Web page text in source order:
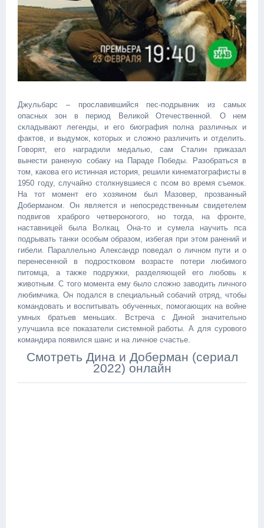
Джульбарс – прославившийся пес-подрывник из самых
опасных зон в период Великой Отечественной. О нем
складывают легенды, и его биография полна различных и
фактов, и выдумок, которых и сложно различить и отделить.
Говорят, его наградили медалью, сам Сталин приказал
вынести раненую собаку на Параде Победы. Разобраться в
том, какова его истинная история, решили кинематографисты в
1950 году, случайно столкнувшиеся с псом во время съемок.
На тот момент его хозяином был Мазовер, прозванный
Доберманом. Он является и непосредственным свидетелем
подвигов храброго четвероногого, но тогда, на фронте,
наставницей была Волкац. Она-то и сумела научить пса
подрывать танки особым образом, избегая при этом ранений и
гибели. Параллельно Александр поведал о личном пути и о
перенесенной в подростковом возрасте потери любимого
питомца, а также подружки, разделяющей его любовь к
животным. С того момента ему было сложно заводить личного
любимчика. Он подался в специальный собачий отряд, чтобы
командовать и воспитывать обученных, помогающих на войне
умных братьев меньших. Встреча с Диной значительно
улучшила все показатели системной работы. А для сурового
командира появился шанс и на личное счастье.
Смотреть Дина и Доберман (сериал
2022) онлайн